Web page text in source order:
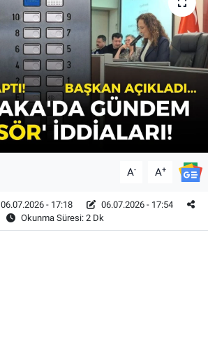
A- A+
06.07.2026 - 17:18
06.07.2026 - 17:54
Okunma Süresi: 2 Dk